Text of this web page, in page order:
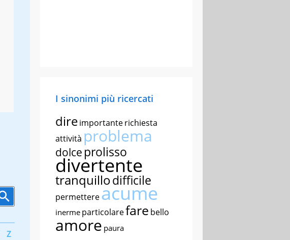
Z
I sinonimi più ricercati
direimportanterichiesta
attività problema
dolce prolisso
divertente
tranquillodifficile
permettereacume
inerme particolarefare bello
amore paura